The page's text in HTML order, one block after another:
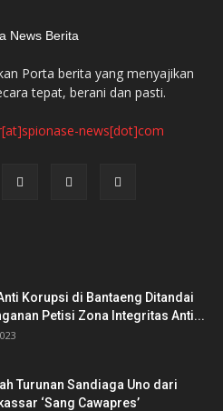
Porta berita yang menyajikan
tepat, berani dan pasti.
news[dot]com
Korupsi di Bantaeng Ditandai
Petisi Zona Integritas Anti...
Turunan Sandiaga Uno dari
‘Sang Cawapres’